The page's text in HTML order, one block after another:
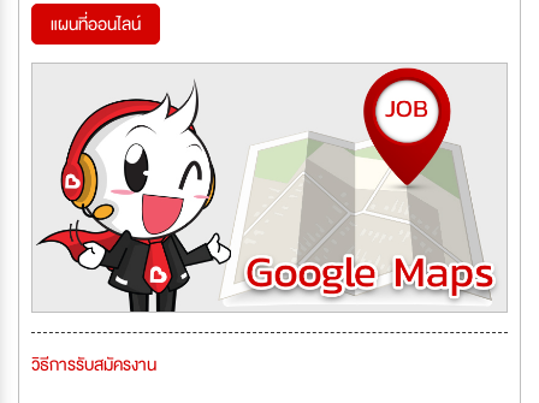
แผนที่ออนไลน์
วิธีการรับสมัครงาน